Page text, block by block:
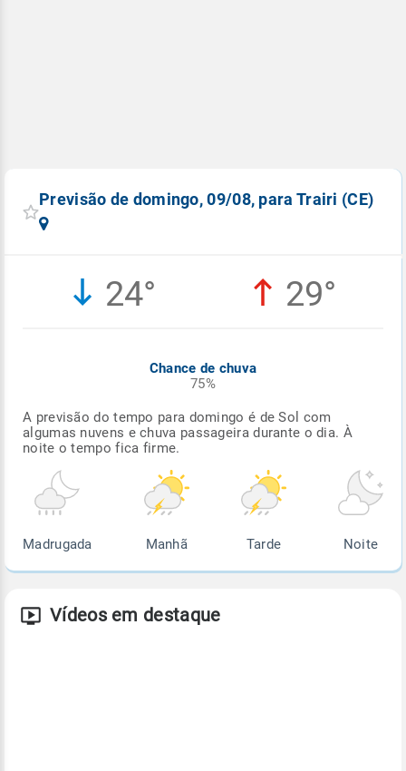
Previsão de domingo, 09/08, para Trairi (CE)
24° 29°
Chance de chuva
75%
A previsão do tempo para domingo é de Sol com
algumas nuvens e chuva passageira durante o dia. À
noite o tempo fica firme.
Madrugada Manhã Tarde Noite
Vídeos em destaque